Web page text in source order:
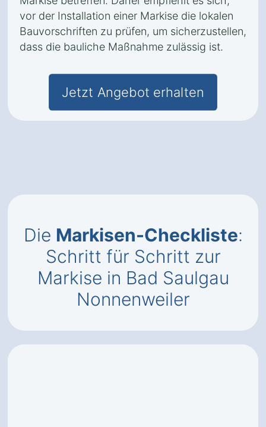
vor der Installation einer Markise die lokalen
Bauvorschriften zu prüfen, um sicherzustellen,
dass die bauliche Maßnahme zulässig ist.
Jetzt Angebot erhalten
Die Markisen-Checkliste:
Schritt für Schritt zur
Markise in Bad Saulgau
Nonnenweiler